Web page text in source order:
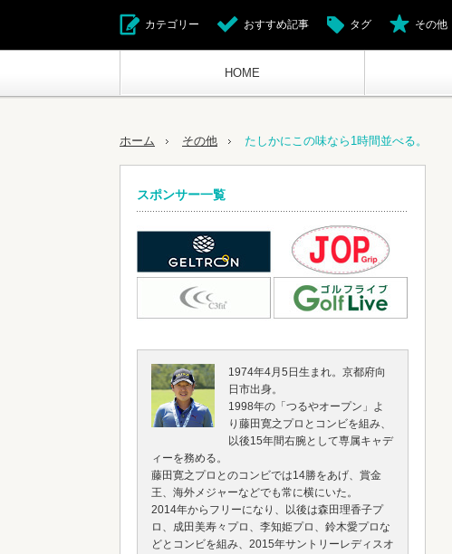
HOME
カテゴリー おすすめ記事 タグ その他
ホーム その他 たしかにこの味なら1時間並べる。
スポンサー一覧
1974年4月5日生まれ。京都府向
日市出身。
1998年の「つるやオープン」よ
り藤田寛之プロとコンビを組み、
以後15年間右腕として専属キャデ
ィーを務める。
藤田寛之プロとのコンビでは14勝をあげ、賞金
王、海外メジャーなどでも常に横にいた。
2014年からフリーになり、以後は森田理香子プ
ロ、成田美寿々プロ、李知姫プロ、鈴木愛プロな
どとコンビを組み、2015年サントリーレディスオ